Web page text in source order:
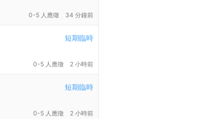
0-5 人應徵 34 分鐘前
短期臨時
0-5 人應徵 2 小時前
短期臨時
0-5 人應徵 2 小時前